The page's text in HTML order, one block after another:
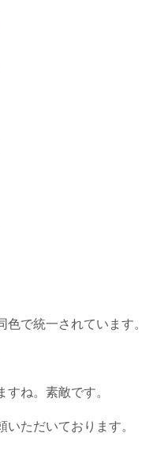
で統一されています。
ね。素敵です。
ただいております。